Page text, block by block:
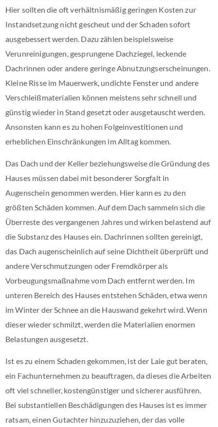
Hier sollten die oft verhältnismäßig geringen Kosten zur
Instandsetzung nicht gescheut und der Schaden sofort
ausgebessert werden. Dazu zählen beispielsweise
Verunreinigungen, gesprungene Dachziegel, leckende
Dachrinnen oder andere geringe Abnutzungserscheinungen.
Kleine Risse im Mauerwerk, undichte Fenster und andere
Verschleißmaterialien können meistens sehr schnell und
günstig wieder in Stand gesetzt oder ausgetauscht werden.
Ansonsten kann es zu hohen Folgeinvestitionen und
erheblichen Einschränkungen im Alltag kommen.
Das Dach und der Keller beziehungsweise die Gründung des
Hauses müssen dabei mit besonderer Sorgfalt in
Augenschein genommen werden. Hier kann es zu den
größten Schäden kommen. Auf dem Dach sammeln sich die
Überreste des vergangenen Jahres und wirken belastend auf
die Substanz des Hauses ein. Dachrinnen sollten gereinigt,
das Dach augenscheinlich auf seine Dichtheit überprüft und
andere Verschmutzungen oder Fremdkörper als
Vorbeugungsmaßnahme vom Dach entfernt werden. Im
unteren Bereich des Hauses entstehen Schäden, etwa wenn
im Winter der Schnee an die Hauswand gekehrt wird. Wenn
dieser wieder schmilzt, werden die Materialien enormen
Belastungen ausgesetzt.
Ist es zu einem Schaden gekommen, ist der Laie gut beraten,
ein Fachunternehmen zu beauftragen, da dieses die Arbeiten
oft viel schneller, kostengünstiger und sicherer ausführen.
Bei substantiellen Beschädigungen des Hauses ist es immer
ratsam, einen Gutachter hinzuzuziehen, der das volle